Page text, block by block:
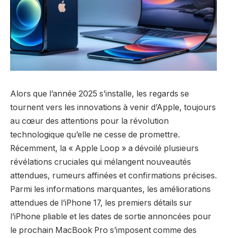
Alors que l’année 2025 s’installe, les regards se
tournent vers les innovations à venir d’Apple, toujours
au cœur des attentions pour la révolution
technologique qu’elle ne cesse de promettre.
Récemment, la « Apple Loop » a dévoilé plusieurs
révélations cruciales qui mélangent nouveautés
attendues, rumeurs affinées et confirmations précises.
Parmi les informations marquantes, les améliorations
attendues de l’iPhone 17, les premiers détails sur
l’iPhone pliable et les dates de sortie annoncées pour
le prochain MacBook Pro s’imposent comme des